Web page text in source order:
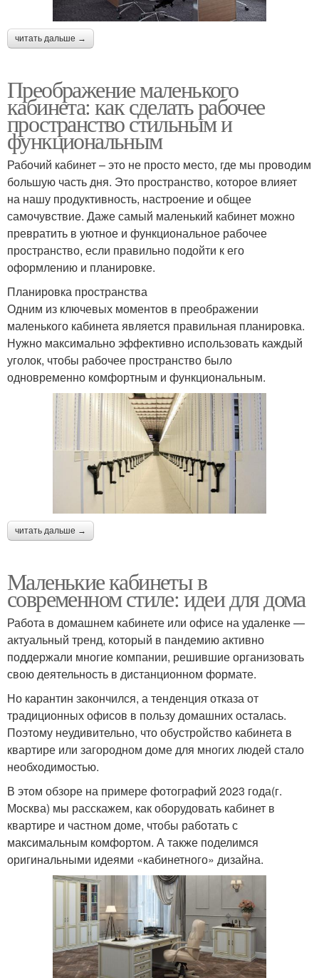
читать дальше →
Преображение маленького
кабинета: как сделать рабочее
пространство стильным и
функциональным
Рабочий кабинет – это не просто место, где мы проводим
большую часть дня. Это пространство, которое влияет
на нашу продуктивность, настроение и общее
самочувствие. Даже самый маленький кабинет можно
превратить в уютное и функциональное рабочее
пространство, если правильно подойти к его
оформлению и планировке.
Планировка пространства
Одним из ключевых моментов в преображении
маленького кабинета является правильная планировка.
Нужно максимально эффективно использовать каждый
уголок, чтобы рабочее пространство было
одновременно комфортным и функциональным.
читать дальше →
Маленькие кабинеты в
современном стиле: идеи для дома
Работа в домашнем кабинете или офисе на удаленке —
актуальный тренд, который в пандемию активно
поддержали многие компании, решившие организовать
свою деятельность в дистанционном формате.
Но карантин закончился, а тенденция отказа от
традиционных офисов в пользу домашних осталась.
Поэтому неудивительно, что обустройство кабинета в
квартире или загородном доме для многих людей стало
необходимостью.
В этом обзоре на примере фотографий 2023 года(г.
Москва) мы расскажем, как оборудовать кабинет в
квартире и частном доме, чтобы работать с
максимальным комфортом. А также поделимся
оригинальными идеями «кабинетного» дизайна.